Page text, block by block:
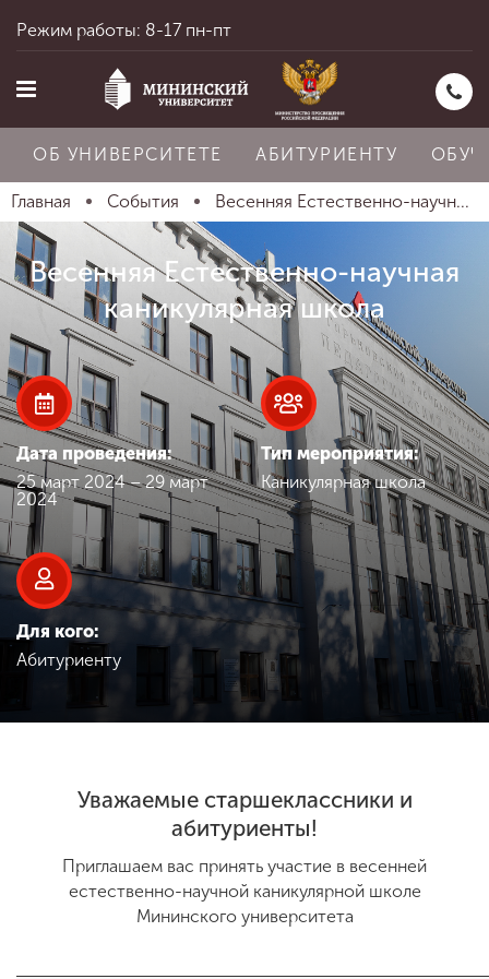
Главная
Об университете
Абитуриенту
Обучение
Наука
Международная
деятельность
Студенческая жизнь
Сведения об
Режим работы: 8-17 пн-пт
ОБ УНИВЕРСИТЕТЕ АБИТУРИЕНТУ
Главная События Весенняя Естественно-научн...
Весенняя Естественно-научная
каникулярная школа
Дата проведения:
25 март 2024 – 29 март
2024
Тип мероприятия:
Каникулярная школа
Для кого:
Абитуриенту
Уважаемые старшеклассники и
абитуриенты!
Приглашаем вас принять участие в весенней
естественно-научной каникулярной школе
Мининского университета